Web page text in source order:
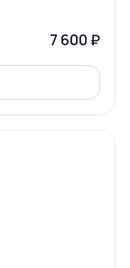
7 600 ₽